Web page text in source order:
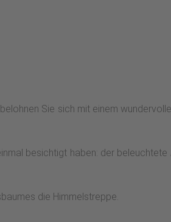
Sie sich mit einem
besichtigt haben: der
die Himmelstreppe.